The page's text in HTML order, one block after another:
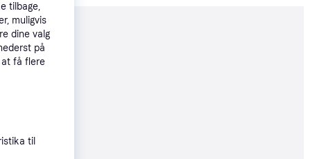
tilbage,
muligvis
dine valg
på
at få flere
til